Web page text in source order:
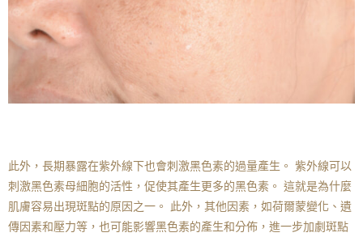
此外，長期暴露在紫外線下也會刺激黑色素的過量產生。 紫外線可以
刺激黑色素母細胞的活性，促使其產生更多的黑色素。 這就是為什麼
肌膚容易出現斑點的原因之一。 此外，其他因素，如荷爾蒙變化、遺
傳因素和壓力等，也可能影響黑色素的產生和分佈，進一步加劇斑點